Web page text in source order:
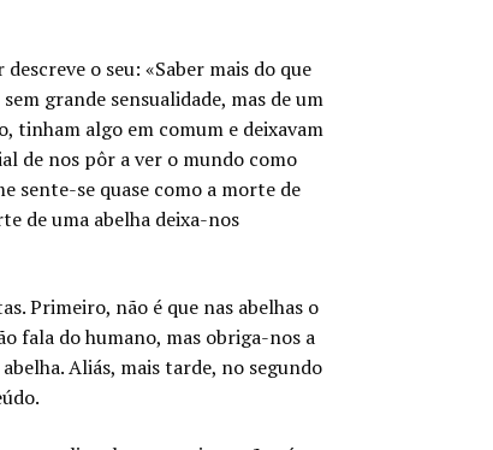
o seu: «Saber mais do que
grande sensualidade, mas de um
tinham algo em comum e deixavam
de nos pôr a ver o mundo como
sente-se quase como a morte de
de uma abelha deixa-nos
Primeiro, não é que nas abelhas o
fala do humano, mas obriga-nos a
Aliás, mais tarde, no segundo